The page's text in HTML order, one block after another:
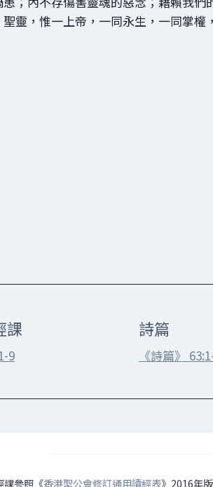
靈，惟一上帝，一同永生，一同掌權
課
9
詩篇
《詩篇》
課參照《香港聖公會修訂通用讀經表》2016年